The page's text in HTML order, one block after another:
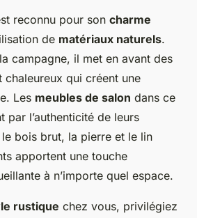
reconnu pour son charme
de matériaux naturels.
campagne, il met en avant des
chaleureux qui créent une
Les meubles de salon dans ce
par l’authenticité de leurs
bois brut, la pierre et le lin
apportent une touche
à n’importe quel espace.
rustique chez vous, privilégiez